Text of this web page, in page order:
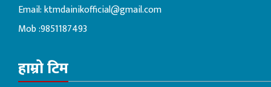
Email:ktmdainikofficial@gmail.com
Mob :9851187493
हाम्रो टिम